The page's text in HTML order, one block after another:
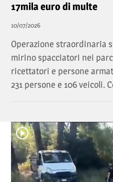
17mila euro di multe
10/07/2026
Operazione straordinaria
mirino spacciatori nei
ricettatori e persone
231 persone e 106 veicoli.